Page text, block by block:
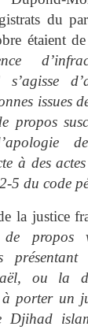
du
étaient
s’agisse
issues
propos
à des
du code
la justice
propos
ou la
à porter un